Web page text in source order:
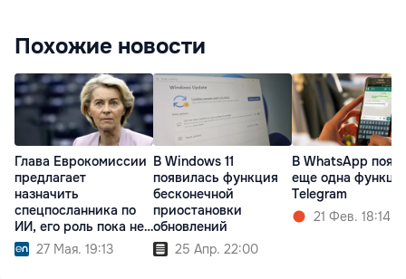
Похожие новости
Глава Еврокомиссии
предлагает
назначить
спецпосланника по
ИИ, его роль пока не
ясна27 Мая. 19:13
В Windows 11
появилась функция
бесконечной
приостановки
обновлений
25 Апр. 22:00
В WhatsApp
еще одна
Telegram
21 Фев. 18:14